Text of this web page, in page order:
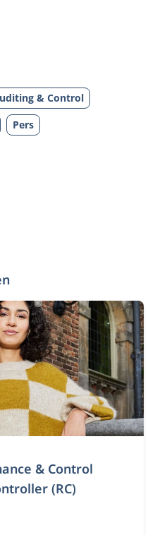
& Control
Pers
& Control
(RC)